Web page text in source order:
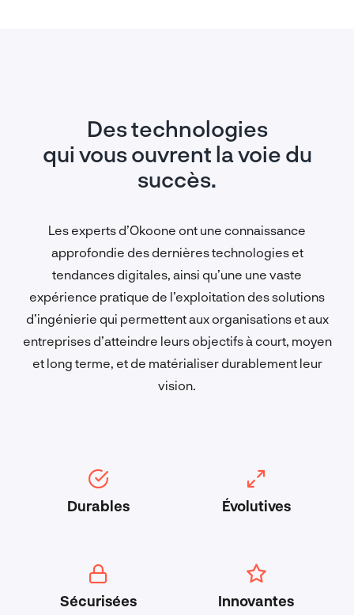
Des technologies
qui vous ouvrent la voie du
succès.
Les experts d’Okoone ont une connaissance
approfondie des dernières technologies et
tendances digitales, ainsi qu’une une vaste
expérience pratique de l’exploitation des solutions
d’ingénierie qui permettent aux organisations et aux
entreprises d’atteindre leurs objectifs à court, moyen
et long terme, et de matérialiser durablement leur
vision.
Durables Évolutives
Sécurisées Innovantes